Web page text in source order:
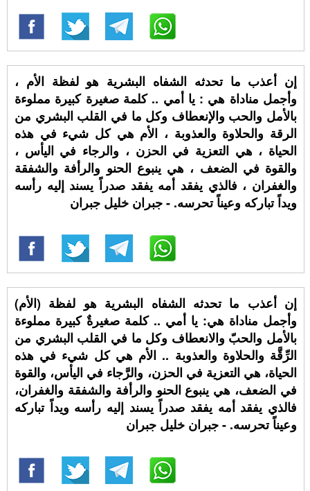
إن أعذب ما تحدثه الشفاه البشرية هو لفظة الأم ،
وأجمل مناداة هي : يا أمي .. كلمة صغيرة كبيرة مملوءة
بالأمل والحب والإنعطاف وكل ما في القلب البشري من
الرقة والحلاوة والعذوبة ، الأم هي كل شيء في هذه
الحياة ، هي التعزية في الحزن ، والرجاء في اليأس ،
والقوة في الضعف ، هي ينبوع الحنو والرأفة والشفقة
والغفران ، فالذي يفقد أمه يفقد صدراً يسند إليه رأسه
ويداً تباركه وعيناً تحرسه. - جبران خليل جبران
إن أعذب ما تحدثه الشفاه البشرية هو لفظة (الأم)
وأجمل مناداة هي: يا أمي .. كلمة صغيرةٌ كبيرة مملوءة
بالأمل والحبّ والانعطاف وكل ما في القلب البشري من
الرِّقَّة والحلاوة والعذوبة .. الأم هي كل شيء في هذه
الحياة، هي التعزية في الحزن، والرَّجاء في اليأس، والقوة
في الضعف، هي ينبوع الحنو والرأفة والشفقة والغفران،
فالذي يفقد أمه يفقد صدراً يسند إليه رأسه ويداً تباركه
وعيناً تحرسه. - جبران خليل جبران